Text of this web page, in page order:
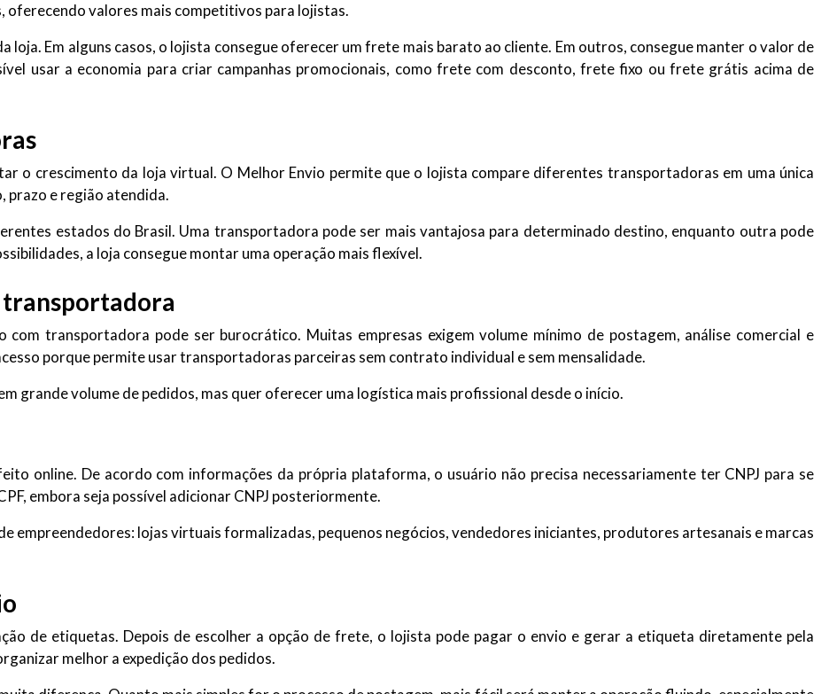
valores mais competitivos para lojistas.
loja. Em alguns casos, o lojista consegue oferecer um frete mais barato ao cliente. Em outros, consegue manter o valor de
usar a economia para criar campanhas promocionais, como frete com desconto, frete fixo ou frete grátis acima de
o crescimento da loja virtual. O Melhor Envio permite que o lojista compare diferentes transportadoras em uma única
prazo e região atendida.
estados do Brasil. Uma transportadora pode ser mais vantajosa para determinado destino, enquanto outra pode
a loja consegue montar uma operação mais flexível.
transportadora
transportadora pode ser burocrático. Muitas empresas exigem volume mínimo de postagem, análise comercial e
porque permite usar transportadoras parceiras sem contrato individual e sem mensalidade.
grande volume de pedidos, mas quer oferecer uma logística mais profissional desde o início.
online. De acordo com informações da própria plataforma, o usuário não precisa necessariamente ter CNPJ para se
embora seja possível adicionar CNPJ posteriormente.
empreendedores: lojas virtuais formalizadas, pequenos negócios, vendedores iniciantes, produtores artesanais e marcas
de etiquetas. Depois de escolher a opção de frete, o lojista pode pagar o envio e gerar a etiqueta diretamente pela
melhor a expedição dos pedidos.